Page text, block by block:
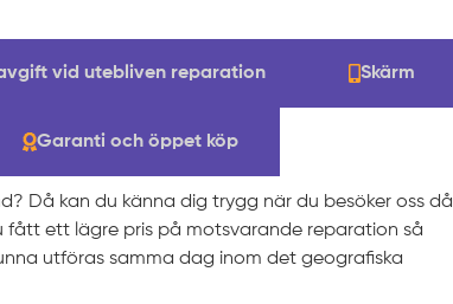
vid utebliven reparation Skärm
Garanti och öppet köp
Då kan du känna dig trygg när du besöker oss då
ett lägre pris på motsvarande reparation så
utföras samma dag inom det geografiska